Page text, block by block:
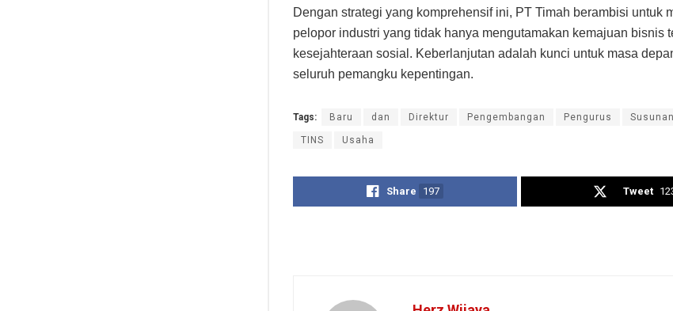
Dengan strategi yang komprehensif ini, PT Timah berambisi untuk
pelopor industri yang tidak hanya mengutamakan kemajuan bisnis
kesejahteraan sosial. Keberlanjutan adalah kunci untuk masa
seluruh pemangku kepentingan.
Tags: Baru dan Direktur Pengembangan Pengurus Susunan
TINS Usaha
Share 197 Tweet